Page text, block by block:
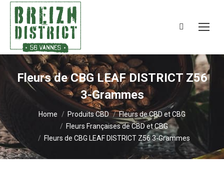
Search:
Fleurs de CBG LEAF DISTRICT Z56
3-Grammes
You are here:
Home Produits CBD
Fleurs de CBD et CBG
Fleurs Françaises de CBD et CBG
Fleurs de CBG LEAF DISTRICT Z56 3-Grammes